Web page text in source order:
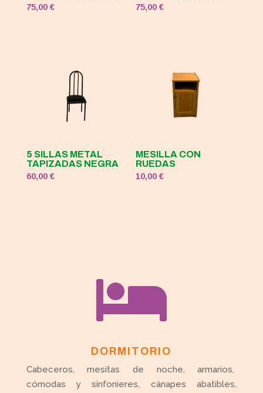
75,00 € 75,00€
5 SILLAS METAL
TAPIZADAS NEGRA
60,00 €
MESILLA CON
RUEDAS
10,00€

DORMITORIO
Cabeceros, mesitas de noche, armarios,
cómodas y sinfonieres, cánapes abatibles,